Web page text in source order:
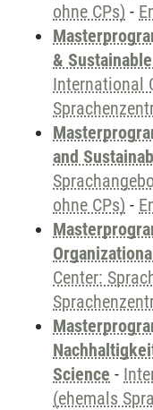
ohne CPs) -
&
International
and
ohne CPs) -
Center:
Science -
(ehemals